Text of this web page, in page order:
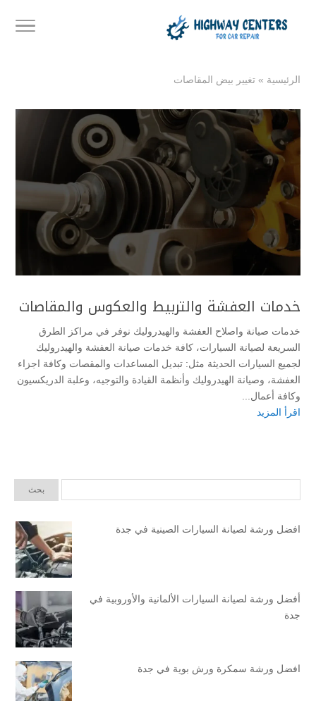
الرئيسية » تغيير بيض المقاصات
خدمات العفشة والتربيط والعكوس والمقاصات
خدمات صيانة واصلاح العفشة والهيدروليك نوفر في مراكز الطرق
السريعة لصيانة السيارات، كافة خدمات صيانة العفشة والهيدروليك
لجميع السيارات الحديثة مثل: تبديل المساعدات والمقصات وكافة اجزاء
العفشة، وصيانة الهيدروليك وأنظمة القيادة والتوجيه، وعلبة الدريكسيون
وكافة أعمال...
اقرأ المزيد
افضل ورشة لصيانة السيارات الصينية في جدة
أفضل ورشة لصيانة السيارات الألمانية والأوروبية في
جدة
افضل ورشة سمكرة ورش بوية في جدة